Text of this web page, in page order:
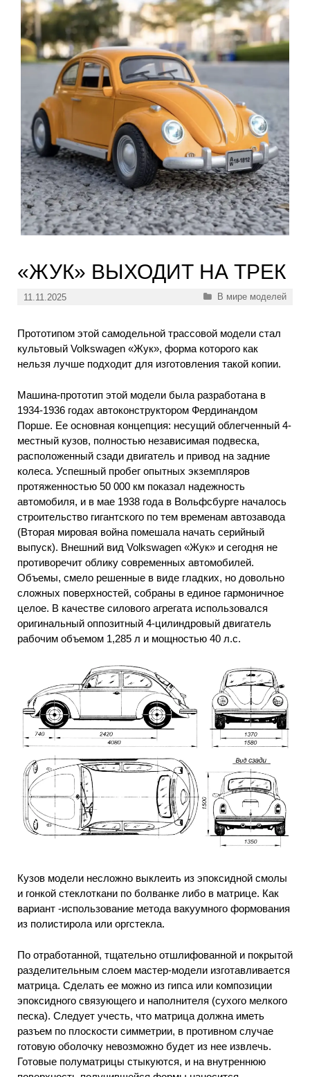
«ЖУК» ВЫХОДИТ НА ТРЕК
11.11.2025 Рубрики
В мире моделей
Прототипом этой самодельной трассовой модели стал
культовый Volkswagen «Жук», форма которого как
нельзя лучше подходит для изготовления такой копии.
Машина-прототип этой модели была разработана в
1934-1936 годах автоконструктором Фердинандом
Порше. Ее основная концепция: несущий облегченный 4-
местный кузов, полностью независимая подвеска,
расположенный сзади двигатель и привод на задние
колеса. Успешный пробег опытных экземпляров
протяженностью 50 000 км показал надежность
автомобиля, и в мае 1938 года в Вольфсбурге началось
строительство гигантского по тем временам автозавода
(Вторая мировая война помешала начать серийный
выпуск). Внешний вид Volkswagen «Жук» и сегодня не
противоречит облику современных автомобилей.
Объемы, смело решенные в виде гладких, но довольно
сложных поверхностей, собраны в единое гармоничное
целое. В качестве силового агрегата использовался
оригинальный оппозитный 4-цилиндровый двигатель
рабочим объемом 1,285 л и мощностью 40 л.с.
Кузов модели несложно выклеить из эпоксидной смолы
и гонкой стеклоткани по болванке либо в матрице. Как
вариант -использование метода вакуумного формования
из полистирола или оргстекла.
По отработанной, тщательно отшлифованной и покрытой
разделительным слоем мастер-модели изготавливается
матрица. Сделать ее можно из гипса или композиции
эпоксидного связующего и наполнителя (сухого мелкого
песка). Следует учесть, что матрица должна иметь
разъем по плоскости симметрии, в противном случае
готовую оболочку невозможно будет из нее извлечь.
Готовые полуматрицы стыкуются, и на внутреннюю